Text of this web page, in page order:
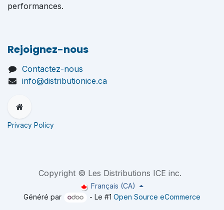
performances.
Rejoignez-nous
Contactez-nous
info@distributionice.ca
Privacy Policy
Copyright © Les Distributions ICE inc.
Français (CA)
Généré par
- Le #1Open Source eCommerce